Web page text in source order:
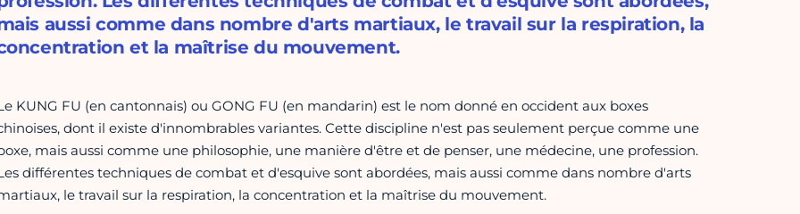
aussi comme dans nombre d'arts martiaux, le travail sur la respiration, la
et la maîtrise du mouvement.
KUNG FU (en cantonnais) ou GONG FU (en mandarin) est le nom donné en occident aux boxes
dont il existe d'innombrables variantes. Cette discipline n'est pas seulement perçue comme une
mais aussi comme une philosophie, une manière d'être et de penser, une médecine, une profession.
différentes techniques de combat et d'esquive sont abordées, mais aussi comme dans nombre d'arts
le travail sur la respiration, la concentration et la maîtrise du mouvement.